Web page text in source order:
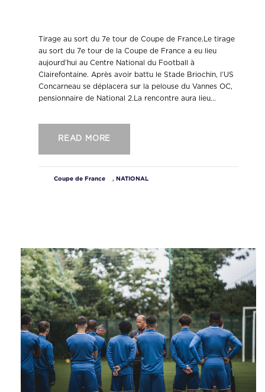
Tirage au sort du 7e tour de Coupe de France.Le tirage
au sort du 7e tour de la Coupe de France a eu lieu
aujourd’hui au Centre National du Football à
Clairefontaine. Après avoir battu le Stade Briochin, l’US
Concarneau se déplacera sur la pelouse du Vannes OC,
pensionnaire de National 2.La rencontre aura lieu...
READ MORE
Coupe de France , NATIONAL